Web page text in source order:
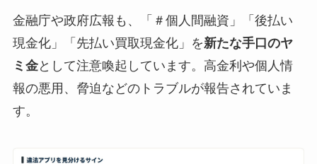
金融庁や政府広報も、「＃個人間融資」「後払い
現金化」「先払い買取現金化」を新たな手口のヤ
ミ金として注意喚起しています。高金利や個人情
報の悪用、脅迫などのトラブルが報告されていま
す。